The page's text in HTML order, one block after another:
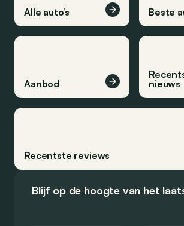
Alle auto’s Beste
Aanbod
nieuws
Recentste reviews
Blijf op de hoogte van het